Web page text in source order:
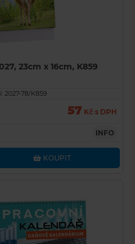
23cm x 16cm, K859
2027-78/K859
57 Kč s DPH
INFO
KOUPIT